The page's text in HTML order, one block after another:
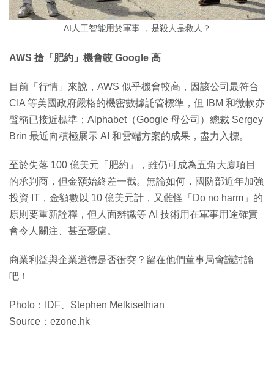
AI人工智能用於軍事 ，是殺人是救人？
AWS 搶「肥約」機會較 Google 高
目前「行情」來說，AWS 似乎機會較高，因該公司最符合
CIA 等美國政府嚴格的機密數據託管標準，但 IBM 和微軟亦
聲稱已接近標準；Alphabet（Google 母公司）總裁 Sergey
Brin 最近向積極展示 AI 和雲端方案的成果，盡力入標。
至於失落 100 億美元「肥約」，雖仍可成為五角大廈項目
的承判商，但金額始終差一截。無論如何，國防部近年加強
投資 IT，金額數以 10 億美元計，又難怪「Do no harm」的
原則要重新詮釋，但人面辨識等 AI 技術用在軍事用途確實
會令人關注、甚至憂慮。
商業利益與企業道德是否衝突？留在他們董事局會議討論
吧！
Photo：IDF、Stephen Melkisethian
Source：ezone.hk